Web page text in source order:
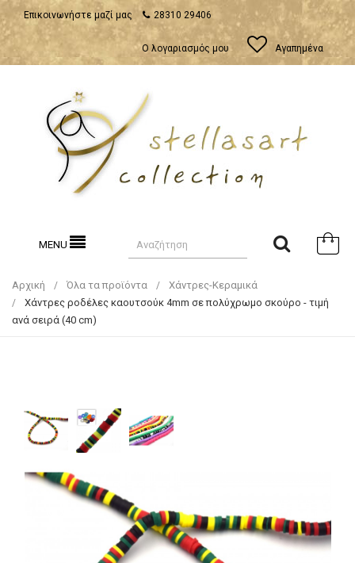
Επικοινωνήστε μαζί μας 28310 29406
Ο λογαριασμός μου Αγαπημένα
MENU
Αρχική Όλα τα προϊόντα
Χάντρες-Κεραμικά
Χάντρες ροδέλες καουτσούκ 4mm σε πολύχρωμο σκούρο - τιμή
ανά σειρά (40 cm)